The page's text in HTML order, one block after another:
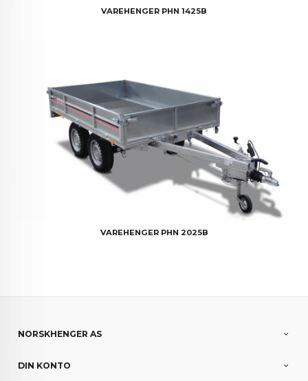
VAREHENGER PHN 1425B
VAREHENGER PHN 2025B
NORSKHENGER AS
DIN KONTO